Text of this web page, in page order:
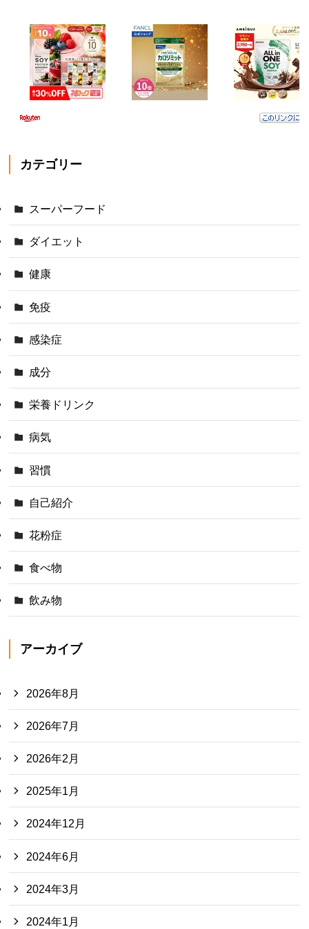
カテゴリー
スーパーフード
ダイエット
健康
免疫
感染症
成分
栄養ドリンク
病気
習慣
自己紹介
花粉症
食べ物
飲み物
アーカイブ
2026年8月
2026年7月
2026年2月
2025年1月
2024年12月
2024年6月
2024年3月
2024年1月